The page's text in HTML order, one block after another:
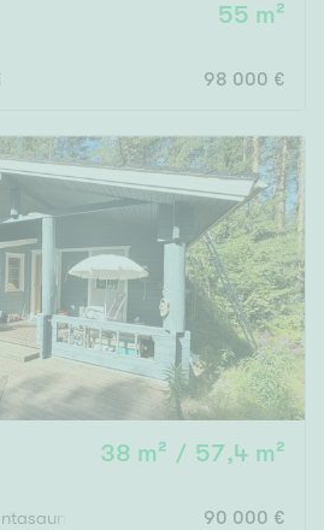
Kokonaispinta-ala
Ei uudiskohteita
Ei arvokohteita
55 m²
98 000 €
38 m² / 57,4 m²
90 000 €